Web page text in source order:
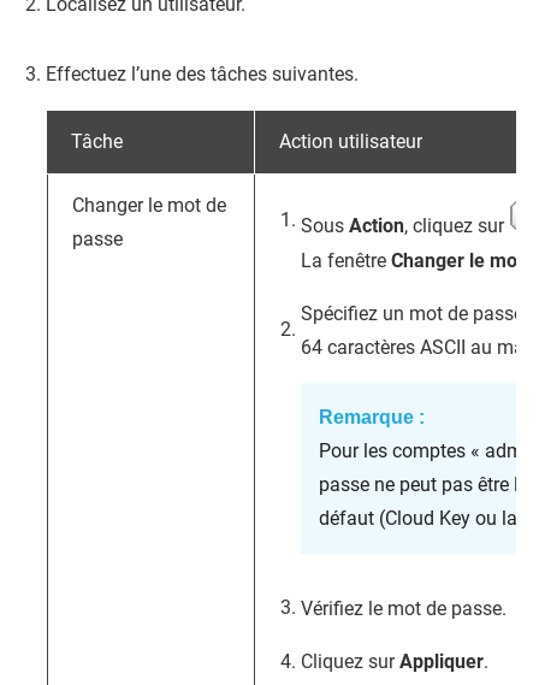
Effectuez l’une des tâches suivantes.
Tâche Action utilisateur
Changer le mot de
passe
Sous Action, cliquez sur
La fenêtre Changer le mot
Spécifiez un mot de passe
64 caractères ASCII au
Remarque :
Pour les comptes «
passe ne peut pas être le
défaut (Cloud Key ou la
Vérifiez le mot de passe.
Cliquez surAppliquer.